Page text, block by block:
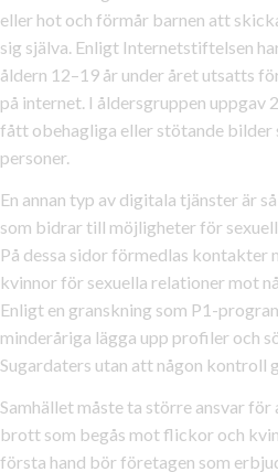
eller hot och förmår barnen att
sig själva. Enligt Internetstiftelsen
åldern 12–19 år under året utsatts
på internet. I åldersgruppen uppgav
fått obehagliga eller stötande bilder
personer.
En annan typ av digitala tjänster är
som bidrar till möjligheter för
På dessa sidor förmedlas kontakter
kvinnor för sexuella relationer mot
Enligt en granskning som P1-
minderåriga lägga upp profiler och
Sugardaters utan att någon kontroll
Samhället måste ta större ansvar
brott som begås mot flickor och
första hand bör företagen som